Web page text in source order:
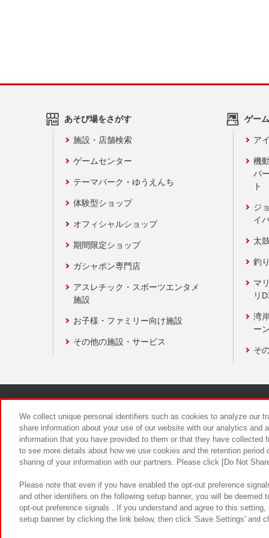
あそび場をさがす
施設・店舗検索
ゲームセンター
テーマパーク・ゆうえんち
体験型ショップ
オフィシャルショップ
期間限定ショップ
ガシャポン専門店
アスレチック・スポーツエンタメ
施設
お子様・ファミリー向け施設
その他の施設・サービス
ゲー
ア
機
バ
ト
ジ
イ
太
釣
マ
リ
湾
ー
そ
食品のご
We collect unique personal identifiers such as cookies to analyze our
share information about your use of our website with our analytics and
information that you have provided to them or that they have
to see more details about how we use cookies and the retention
sharing of your information with our partners. Please click [Do Not
Please note that even if you have enabled the opt-out preference
and other identifiers on the following setup banner, you will be
opt-out preference signals . If you understand and agree to this
setup banner by clicking the link below, then click 'Save Settings' and